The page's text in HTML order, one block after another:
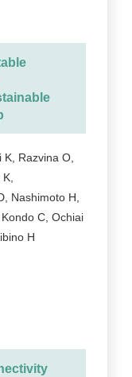
Razvina O,
Nashimoto H,
C, Ochiai
H